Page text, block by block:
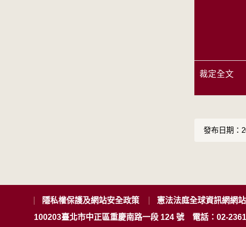
裁定全文
發布日期：
隱私權保護及網站安全政策
憲法法庭全球資訊網網
100203臺北市中正區重慶南路一段 124 號
電話：02-